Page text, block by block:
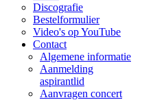
Discografie
Bestelformulier
Video's op YouTube
Contact
Algemene informatie
Aanmelding
aspirantlid
Aanvragen concert